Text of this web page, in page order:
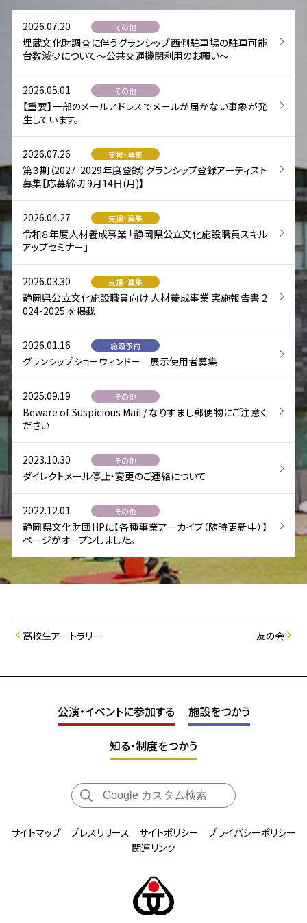
2026.07.20 その他
埋蔵文化財調査に伴うグランシップ西側駐車場の駐車可能
台数減少について～公共交通機関利用のお願い～
2026.05.01 その他
【重要】一部のメールアドレスでメールが届かない事象が発
生しています。
2026.07.26 支援・募集
第３期（2027-2029年度登録）グランシップ登録アーティスト
募集【応募締切 9月14日(月)】
2026.04.27 支援・募集
令和８年度人材養成事業 「静岡県公立文化施設職員スキル
アップセミナー」
2026.03.30 支援・募集
静岡県公立文化施設職員向け 人材養成事業 実施報告書 2
024-2025 を掲載
2026.01.16 施設予約
グランシップショーウィンドー 展示使用者募集
2025.09.19 その他
Beware of Suspicious Mail / なりすまし郵便物にご注意く
ださい
2023.10.30 その他
ダイレクトメール停止・変更のご連絡について
2022.12.01 その他
静岡県文化財団HPに【各種事業アーカイブ（随時更新中）】
ページがオープンしました。
高校生アートラリー 友の会
公演・イベントに参加する 施設をつかう
知る・制度をつかう
サイトマップ プレスリリース サイトポリシー
プライバシーポリシー
関連リンク